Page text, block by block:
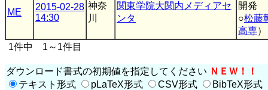
ME
2015-02-28
14:30
神奈
川
関東学院大関内メディアセ
ンタ
開発
○松藤
高専）
1件中 1～1件目
ダウンロード書式の初期値を指定してください ＮＥＷ！！
テキスト形式
pLaTeX形式 CSV形式 BibTeX形式